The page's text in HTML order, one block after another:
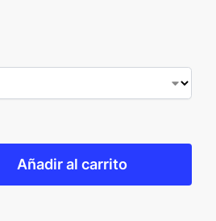
Añadir al carrito